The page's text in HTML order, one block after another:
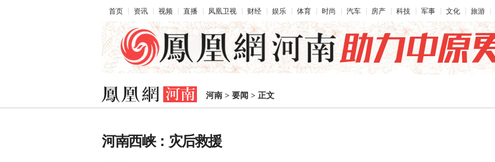
首页 资讯 视频 直播 凤凰卫视 财经 娱乐 体育 时尚 汽车 房产 科技 军事 文化 旅游
河南 > 要闻 > 正文
河南西峡：灾后救援